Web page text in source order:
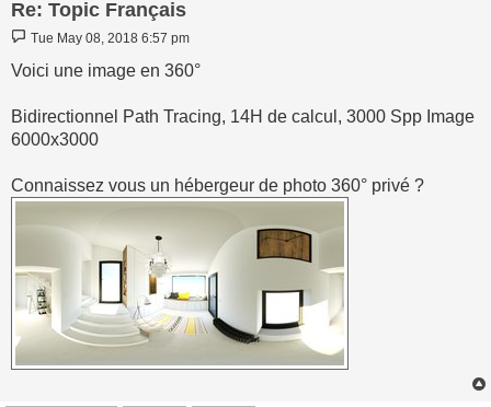
Re: Topic Français
Post
Tue May 08, 2018 6:57 pm
Voici une image en 360°
Bidirectionnel Path Tracing, 14H de calcul, 3000 Spp Image
6000x3000
Connaissez vous un hébergeur de photo 360° privé ?